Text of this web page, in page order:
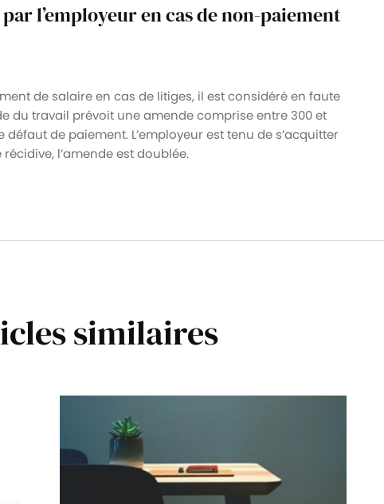
l’employeur en cas de non-paiement
de salaire en cas de litiges, il est considéré en faute
du travail prévoit une amende comprise entre 300 et
de paiement. L’employeur est tenu de s’acquitter
l’amende est doublée.
similaires